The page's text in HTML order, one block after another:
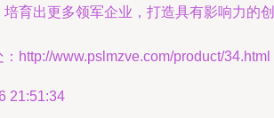
育出更多领军企业，打造具有影响力的创
http://www.pslmzve.com/product/34.html
21:51:34